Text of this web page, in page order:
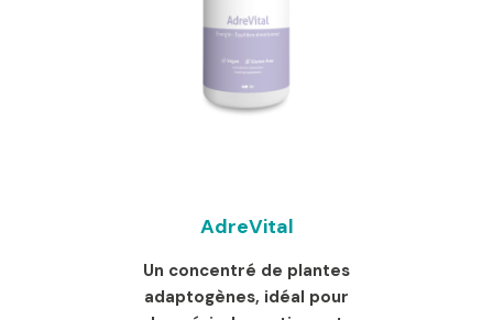
AdreVital
Un concentré de plantes
adaptogènes, idéal pour